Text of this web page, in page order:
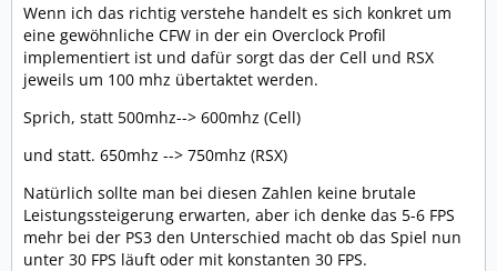
Wenn ich das richtig verstehe handelt es sich konkret um
eine gewöhnliche CFW in der ein Overclock Profil
implementiert ist und dafür sorgt das der Cell und RSX
jeweils um 100 mhz übertaktet werden.
Sprich, statt 500mhz--> 600mhz (Cell)
und statt. 650mhz --> 750mhz (RSX)
Natürlich sollte man bei diesen Zahlen keine brutale
Leistungssteigerung erwarten, aber ich denke das 5-6 FPS
mehr bei der PS3 den Unterschied macht ob das Spiel nun
unter 30 FPS läuft oder mit konstanten 30 FPS.